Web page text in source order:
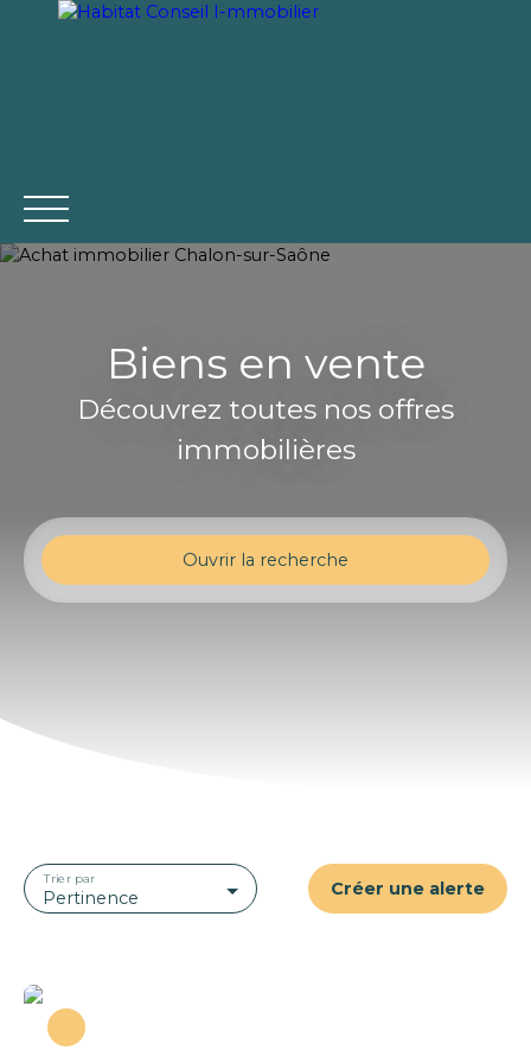
ACCUEIL ACHAT VENTE LOCATION
Biens en vente
Découvrez toutes nos offres
immobilières
Ouvrir la recherche
Surface min (m²)
Pertinence
Trier par Créer une alerte